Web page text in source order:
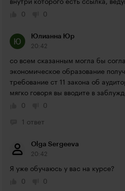
внутри которого есть ссылка,
0
0
Юлианна Юр
20:42
со всем сказанным могла бы
экономическое образование
требование ст 11 закона об
мягко говоря вы вводите в
0
0
1 ответ
Olga Sergeeva
20:42
Я уже обучаюсь у вас на курсе?
0
0